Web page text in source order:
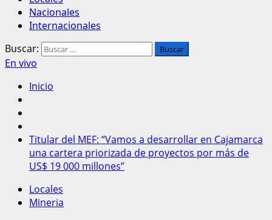
Nacionales
Internacionales
Buscar:
En vivo
Inicio
Titular del MEF: “Vamos a desarrollar en Cajamarca
una cartera priorizada de proyectos por más de
US$ 19 000 millones”
Locales
Mineria